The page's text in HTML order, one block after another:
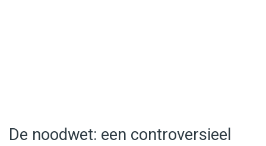
De noodwet: een controversieel